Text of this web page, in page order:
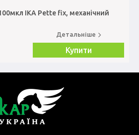
IKA Pette fix, механічний
Детальніше
Купити